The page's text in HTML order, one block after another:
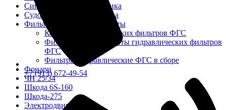
Сигнализация и автоматика
Судовая запорная арматура
Фильтры и фильтроэлементы
Корпусы гидравлических фильтров ФГС
Фильтрующие элементы гидравлических фильтров
ФГС
Фильтры гидравлические ФГС в сборе
Фонари
ЧН 25/34
Шкода 6S-160
Шкода-275
Электродвигатели
+7 (913) 672-49-54